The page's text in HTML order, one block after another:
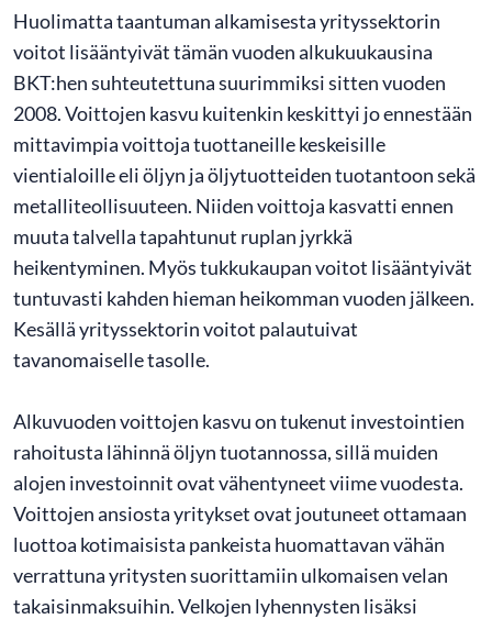
Huolimatta taantuman alkamisesta yrityssektorin
voitot lisääntyivät tämän vuoden alkukuukausina
BKT:hen suhteutettuna suurimmiksi sitten vuoden
2008. Voittojen kasvu kuitenkin keskittyi jo ennestään
mittavimpia voittoja tuottaneille keskeisille
vientialoille eli öljyn ja öljytuotteiden tuotantoon sekä
metalliteollisuuteen. Niiden voittoja kasvatti ennen
muuta talvella tapahtunut ruplan jyrkkä
heikentyminen. Myös tukkukaupan voitot lisääntyivät
tuntuvasti kahden hieman heikomman vuoden jälkeen.
Kesällä yrityssektorin voitot palautuivat
tavanomaiselle tasolle.
Alkuvuoden voittojen kasvu on tukenut investointien
rahoitusta lähinnä öljyn tuotannossa, sillä muiden
alojen investoinnit ovat vähentyneet viime vuodesta.
Voittojen ansiosta yritykset ovat joutuneet ottamaan
luottoa kotimaisista pankeista huomattavan vähän
verrattuna yritysten suorittamiin ulkomaisen velan
takaisinmaksuihin. Velkojen lyhennysten lisäksi